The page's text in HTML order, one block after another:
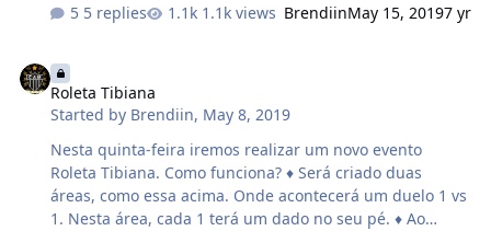
5 números após o Castle do dia 10/05/2019 de acordo
Cada participante do Castle terá seu numero, o numero
será de acordo com o Rank do Castle War com base no
seu dano, sendo assim, para participar do sorteio é
fundamental que dê dano no evento. Os sorteados irão
receber um premio de acordo com a sequencia do
sorteio. Vencedores: 1° Sorteado: 1 Uchiha Madar…
5 replies 1.1k views BrendiinMay 15, 20197 yr
Roleta Tibiana
Started by Brendiin, May 8, 2019
Nesta quinta-feira iremos realizar um novo evento
Roleta Tibiana. Como funciona? ♦ Será criado duas
áreas, como essa acima. Onde acontecerá um duelo 1 vs
1. Nesta área, cada 1 terá um dado no seu pé. ♦ Ao